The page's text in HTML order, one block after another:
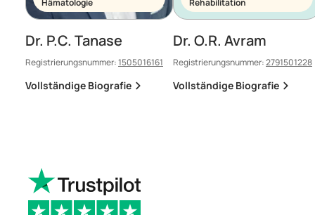
Hämatologie
Dr. P.C. Tanase
Registrierungsnummer:1505016161
Vollständige Biografie
Rehabilitation
Dr. O.R. Avram
Registrierungsnummer:2791501228
Vollständige Biografie